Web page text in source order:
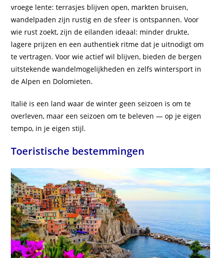
vroege lente: terrasjes blijven open, markten bruisen,
wandelpaden zijn rustig en de sfeer is ontspannen. Voor
wie rust zoekt, zijn de eilanden ideaal: minder drukte,
lagere prijzen en een authentiek ritme dat je uitnodigt om
te vertragen. Voor wie actief wil blijven, bieden de bergen
uitstekende wandelmogelijkheden en zelfs wintersport in
de Alpen en Dolomieten.
Italië is een land waar de winter geen seizoen is om te
overleven, maar een seizoen om te beleven — op je eigen
tempo, in je eigen stijl.
Toeristische bestemmingen